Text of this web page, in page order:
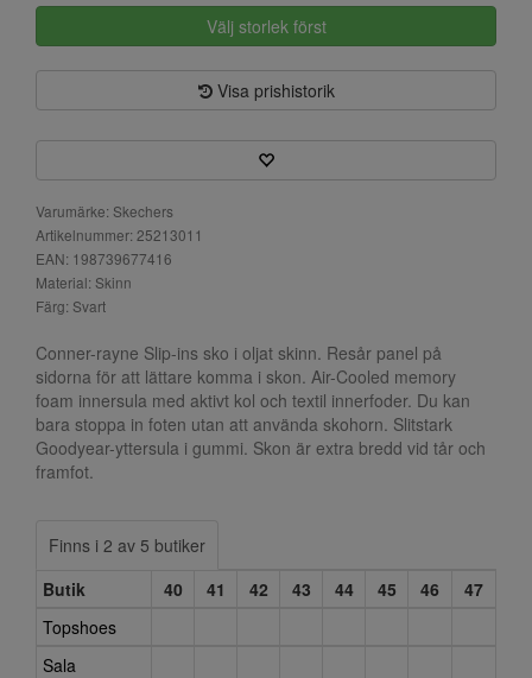
Välj storlek först
Visa prishistorik
Varumärke: Skechers
Artikelnummer: 25213011
EAN: 198739677416
Material: Skinn
Färg: Svart
Conner-rayne Slip-ins sko i oljat skinn. Resår panel på
sidorna för att lättare komma i skon. Air-Cooled memory
foam innersula med aktivt kol och textil innerfoder. Du kan
bara stoppa in foten utan att använda skohorn. Slitstark
Goodyear-yttersula i gummi. Skon är extra bredd vid tår och
framfot.
Finns i 2 av 5 butiker
Butik
40 41 42 43 44 45 46
47
Topshoes
Sala